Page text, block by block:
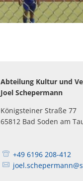
Abteilung Kultur und
Joel Schepermann
Königsteiner Straße 77
65812 Bad Soden am
+49 6196 208-412